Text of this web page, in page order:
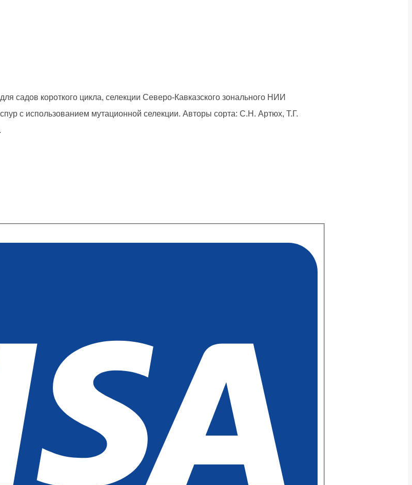
садов короткого цикла, селекции Северо-Кавказского зонального НИИ
с использованием мутационной селекции. Авторы сорта: С.Н. Артюх, Т.Г.